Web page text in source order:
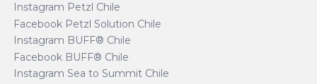
Instagram Petzl Chile
Facebook Petzl Solution Chile
Instagram BUFF® Chile
Facebook BUFF® Chile
Instagram Sea to Summit Chile